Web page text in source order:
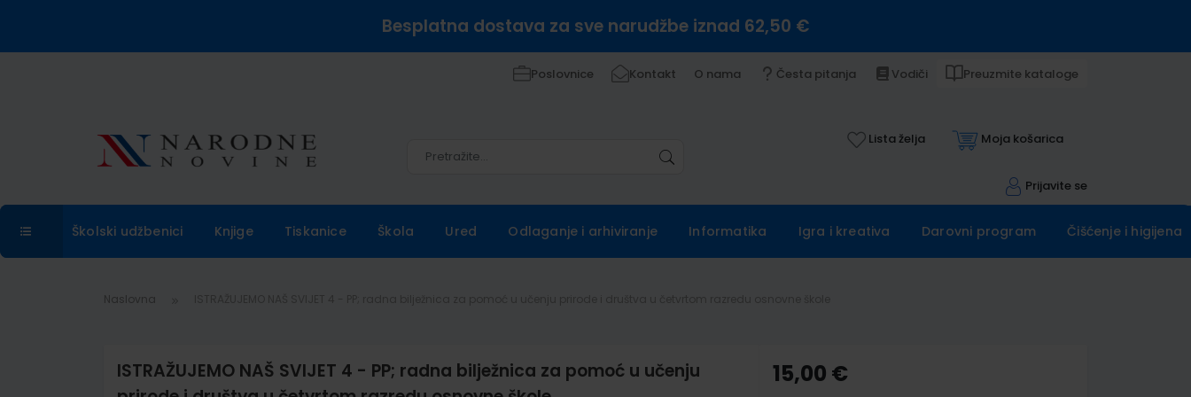
Besplatna dostava za sve narudžbe iznad 62,50 €
Poslovnice Kontakt O nama Česta pitanja Vodiči Preuzmite kataloge
Lista želja Moja košarica
Prijavite se
Školski udžbenici Knjige Tiskanice Škola Ured Odlaganje i arhiviranje Informatika Igra i kreativa Darovni program Čišćenje i higijena
Naslovna
ISTRAŽUJEMO NAŠ SVIJET 4 - PP; radna bilježnica za pomoć u učenju
15,00 €